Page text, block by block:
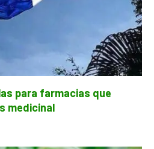
para farmacias que
medicinal